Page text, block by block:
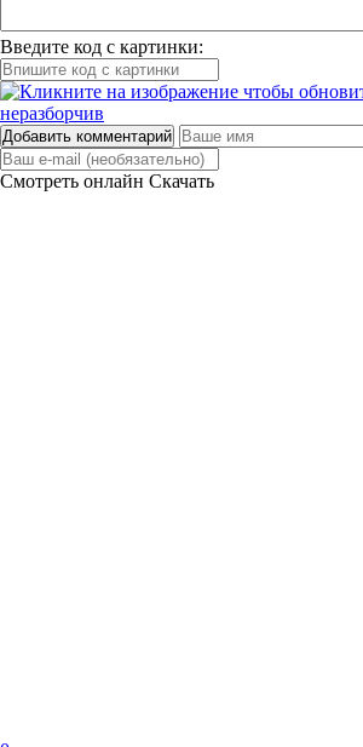
Введите код с картинки:
Добавить комментарий
Смотреть онлайн Скачать